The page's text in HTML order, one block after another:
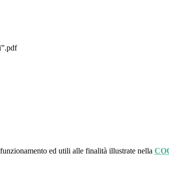
ed utili alle finalità illustrate nella